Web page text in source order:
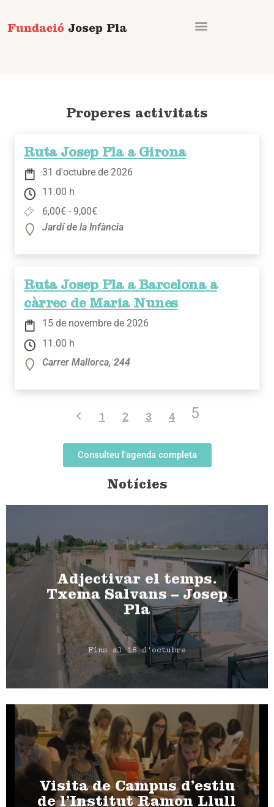
al
Properes activitats
Ruta Josep Pla a Girona
31 d'octubre de 2026
11.00 h
6,00€ - 9,00€
Jardí de la Infància
Ruta Josep Pla a Barcelona a
càrrec de Maria Nunes
15 de novembre de 2026
11.00 h
Carrer Mallorca, 244
1 2 3 4 5
Consulteu l'agenda completa
Notícies
Adjectivar el temps.
Txema Salvans – Josep
Pla
Fins al 18 d'octubre
Visita de Campus d’estiu
de l’Institut Ramon Llull